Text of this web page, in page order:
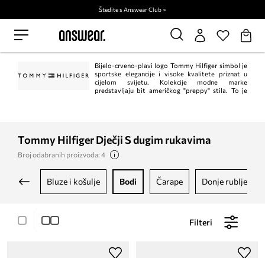
Štedite s Answear Club >
Bijelo-crveno-plavi logo Tommy Hilfiger simbol je
sportske elegancije i visoke kvalitete priznat u
cijelom svijetu. Kolekcije modne marke
predstavljaju bit američkog "preppy" stila. To je
Tommy Hilfiger Dječji S dugim rukavima
Broj odabranih proizvoda: 4
bluze i košulje bodi čarape donje rublje
Filteri